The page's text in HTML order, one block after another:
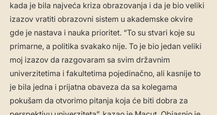
kada je bila najveća kriza obrazovanja i da je bio veliki
izazov vratiti obrazovni sistem u akademske okvire
gde je nastava i nauka prioritet. “To su stvari koje su
primarne, a politika svakako nije. To je bio jedan veliki
moj izazov da razgovaram sa svim državnim
univerzitetima i fakultetima pojedinačno, ali kasnije to
je bila jedna i prijatna obaveza da sa kolegama
pokušam da otvorimo pitanja koja će biti dobra za